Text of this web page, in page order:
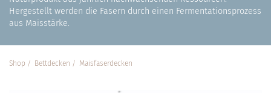
Hergestellt werden die Fasern durch einen Fermentationsprozess
aus Maisstärke.
Shop Bett­decken Maisfaser­decken